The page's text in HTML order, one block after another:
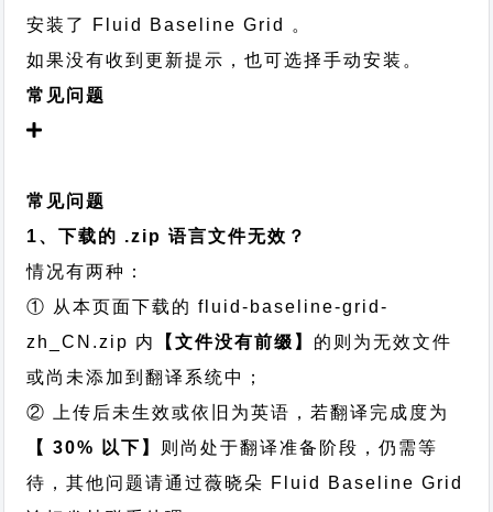
安装了 Fluid Baseline Grid 。
如果没有收到更新提示，也可选择手动安装。
常见问题
常见问题
1、下载的 .zip 语言文件无效？
情况有两种：
① 从本页面下载的 fluid-baseline-grid-
zh_CN.zip 内
【文件没有前缀】 的则为无效文件
或尚未添加到翻译系统中；
② 上传后未生效或依旧为英语，若翻译完成度为
【 30% 以下】 则尚处于翻译准备阶段，仍需等
待，其他问题请通过薇晓朵 Fluid Baseline Grid